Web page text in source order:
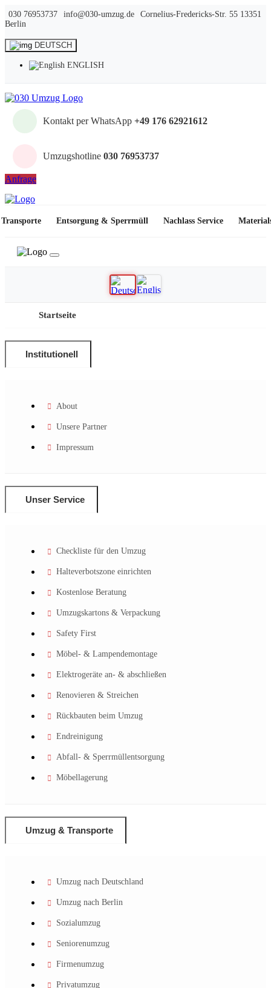
030 76953737 info@030-umzug.de
Cornelius-Fredericks-Str. 55 13351
Berlin
DEUTSCH
ENGLISH
Kontakt per WhatsApp +49 176 62921612
Umzugshotline 030 76953737
Anfrage
Entsorgung & Sperrmüll Nachlass Service
Startseite
Institutionell
About
Unsere Partner
Impressum
Unser Service
Checkliste für den Umzug
Halteverbotszone einrichten
Kostenlose Beratung
Umzugskartons & Verpackung
Safety First
Möbel- & Lampendemontage
Elektrogeräte an- & abschließen
Renovieren & Streichen
Rückbauten beim Umzug
Endreinigung
Abfall- & Sperrmüllentsorgung
Möbellagerung
Umzug & Transporte
Umzug nach Deutschland
Umzug nach Berlin
Sozialumzug
Seniorenumzug
Firmenumzug
Privatumzug